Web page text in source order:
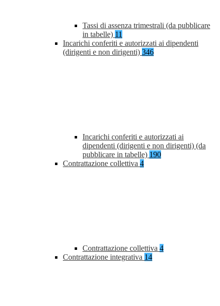
Tassi di assenza trimestrali (da pubblicare
in tabelle) 11
Incarichi conferiti e autorizzati ai dipendenti
(dirigenti e non dirigenti) 346
Incarichi conferiti e autorizzati ai
dipendenti (dirigenti e non dirigenti) (da
pubblicare in tabelle) 190
Contrattazione collettiva 4
Contrattazione collettiva 4
Contrattazione integrativa 14